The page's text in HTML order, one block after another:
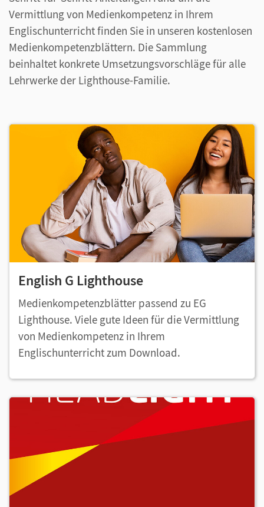
Vermittlung von Medienkompetenz in Ihrem
Englischunterricht finden Sie in unseren kostenlosen
Medienkompetenzblättern. Die Sammlung
beinhaltet konkrete Umsetzungsvorschläge für alle
Lehrwerke der Lighthouse-Familie.
English G Lighthouse
Medienkompetenzblätter passend zu EG
Lighthouse. Viele gute Ideen für die Vermittlung
von Medienkompetenz in Ihrem
Englischunterricht zum Download.